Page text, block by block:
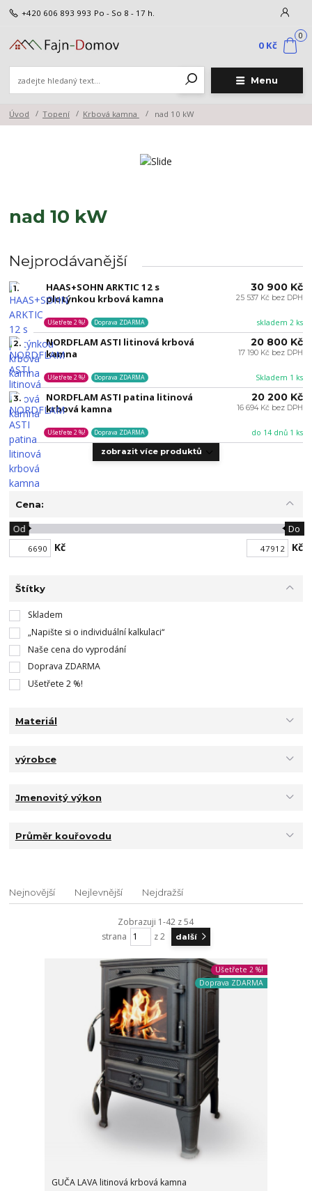
Menu
+420 606 893 993 Po - So 8 - 17 h.
0
0 Kč
Úvod Topení Krbová kamna nad 10 kW
nad 10 kW
Nejprodávanější
1.
HAAS+SOHN ARKTIC 12 s
plotýnkou krbová kamna
skladem 2 ks
Ušetřete 2 %! Doprava ZDARMA
30 900 Kč
25 537 Kč bez DPH
2.
NORDFLAM ASTI litinová krbová
kamna
Skladem 1 ks
Ušetřete 2 %! Doprava ZDARMA
20 800 Kč
17 190 Kč bez DPH
3.
NORDFLAM ASTI patina litinová
krbová kamna
do 14 dnů 1 ks
Ušetřete 2 %! Doprava ZDARMA
20 200 Kč
16 694 Kč bez DPH
zobrazit více produktů
Cena:
Kč
Od Do
Kč
Štítky
Skladem
„Napište si o individuální kalkulaci“
Naše cena do vyprodání
Doprava ZDARMA
Ušetřete 2 %!
Materiál
výrobce
Jmenovitý výkon
Průměr kouřovodu
Nejnovější Nejlevnější Nejdražší
Zobrazuji 1-42 z 54
strana
z 2 další
Ušetřete 2 %!
Doprava ZDARMA
GUČA LAVA litinová krbová kamna